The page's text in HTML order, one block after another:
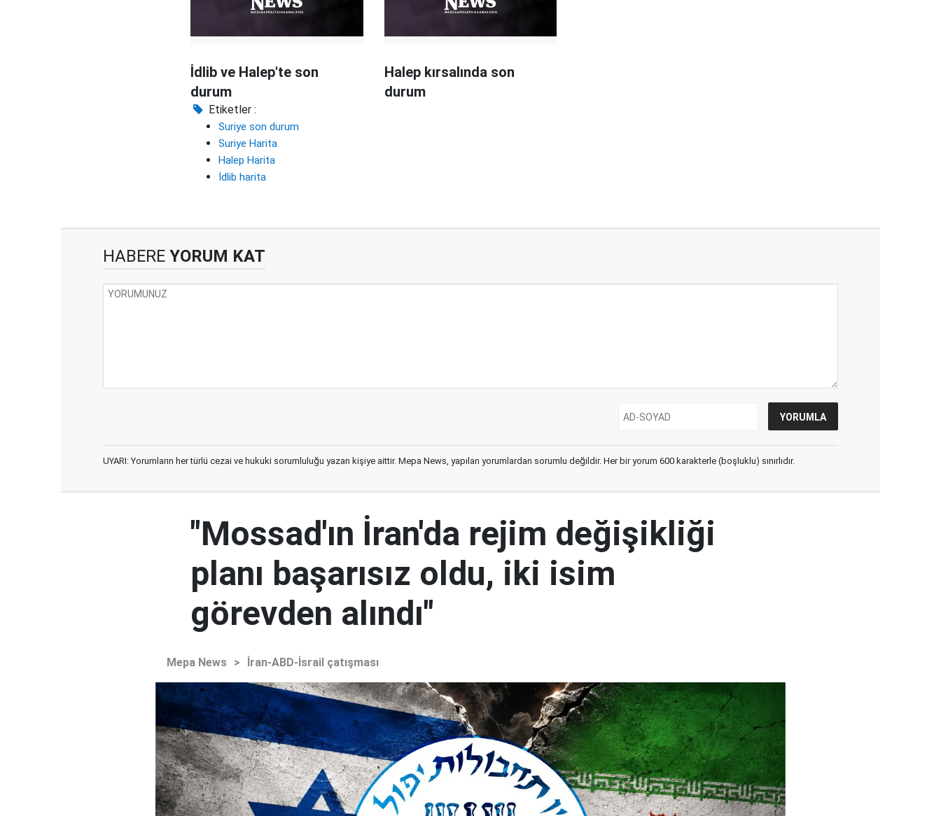
İdlib ve Halep'te son
durum
Halep kırsalında son
durum
Etiketler :
Suriye son durum
Suriye Harita
Halep Harita
İdlib harita
HABERE YORUM KAT
UYARI: Yorumların her türlü cezai ve hukuki sorumluluğu yazan kişiye aittir. Mepa News, yapılan yorumlardan sorumlu değildir. Her bir yorum 600 karakterle (boşluklu) sınırlıdır.
"Mossad'ın İran'da rejim değişikliği
planı başarısız oldu, iki isim
görevden alındı"
Mepa News > İran-ABD-İsrail çatışması